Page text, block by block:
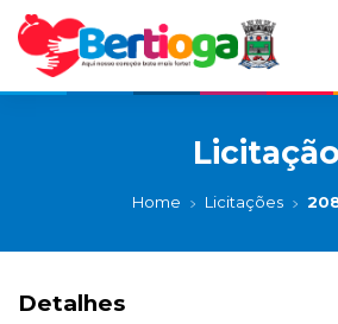
Licitação
Home Licitações
Detalhes